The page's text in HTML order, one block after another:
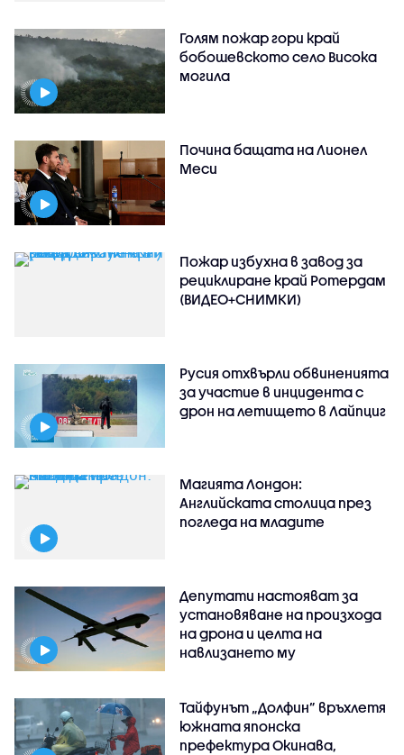
Голям пожар гори край
бобошевското село Висока
могила
Почина бащата на Лионел
Меси
Пожар избухна в завод за
рециклиране край Ротердам
(ВИДЕО+СНИМКИ)
Русия отхвърли обвиненията
за участие в инцидента с
дрон на летището в Лайпциг
Магията Лондон:
Английската столица през
погледа на младите
Депутати настояват за
установяване на произхода
на дрона и целта на
навлизането му
Тайфунът „Долфин” връхлетя
южната японска
префектура Окинава,